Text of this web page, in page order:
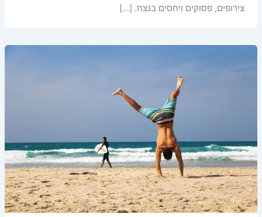
צירופים, פסוקים ויחסים בנצח. […]